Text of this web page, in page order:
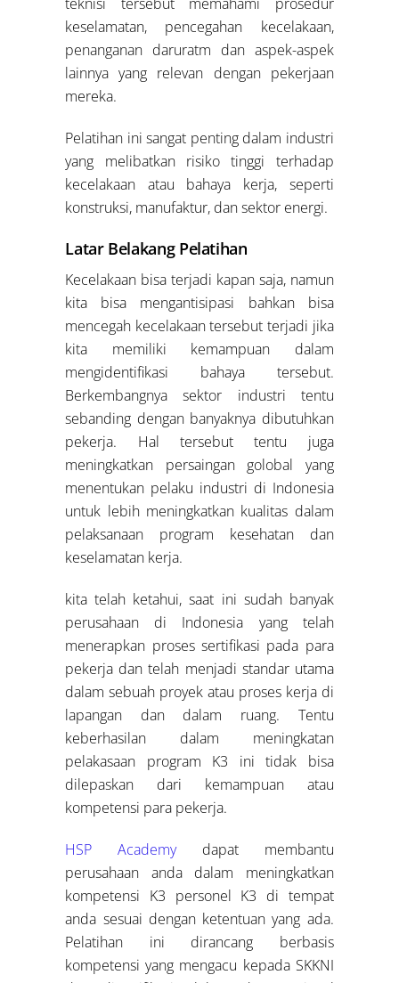
keselamatan, pencegahan kecelakaan,
penanganan daruratm dan aspek-aspek
lainnya yang relevan dengan pekerjaan
mereka.
Pelatihan ini sangat penting dalam industri
yang melibatkan risiko tinggi terhadap
kecelakaan atau bahaya kerja, seperti
konstruksi, manufaktur, dan sektor energi.
Latar Belakang Pelatihan
Kecelakaan bisa terjadi kapan saja, namun
kita bisa mengantisipasi bahkan bisa
mencegah kecelakaan tersebut terjadi jika
kita memiliki kemampuan dalam
mengidentifikasi bahaya tersebut.
Berkembangnya sektor industri tentu
sebanding dengan banyaknya dibutuhkan
pekerja. Hal tersebut tentu juga
meningkatkan persaingan golobal yang
menentukan pelaku industri di Indonesia
untuk lebih meningkatkan kualitas dalam
pelaksanaan program kesehatan dan
keselamatan kerja.
kita telah ketahui, saat ini sudah banyak
perusahaan di Indonesia yang telah
menerapkan proses sertifikasi pada para
pekerja dan telah menjadi standar utama
dalam sebuah proyek atau proses kerja di
lapangan dan dalam ruang. Tentu
keberhasilan dalam meningkatan
pelakasaan program K3 ini tidak bisa
dilepaskan dari kemampuan atau
kompetensi para pekerja.
HSP Academydapat membantu
perusahaan anda dalam meningkatkan
kompetensi K3 personel K3 di tempat
anda sesuai dengan ketentuan yang ada.
Pelatihan ini dirancang berbasis
kompetensi yang mengacu kepada SKKNI